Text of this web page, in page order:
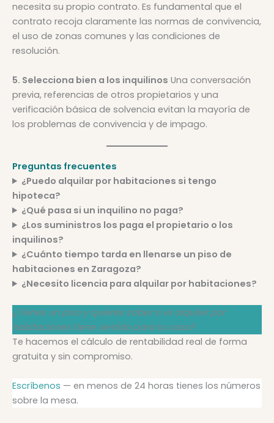
necesita su propio contrato. Es fundamental que el
contrato recoja claramente las normas de convivencia,
el uso de zonas comunes y las condiciones de
resolución.
5. Selecciona bien a los inquilinos Una conversación
previa, referencias de otros propietarios y una
verificación básica de solvencia evitan la mayoría de
los problemas de convivencia y de impago.
Preguntas frecuentes
¿Puedo alquilar por habitaciones si tengo
hipoteca?
¿Qué pasa si un inquilino no paga?
¿Los suministros los paga el propietario o los
inquilinos?
¿Cuánto tiempo tarda en llenarse un piso de
habitaciones en Zaragoza?
¿Necesito licencia para alquilar por habitaciones?
¿Tienes un piso y quieres saber si el alquiler por
habitaciones tiene sentido para tu caso?
Te hacemos el cálculo de rentabilidad real de forma
gratuita y sin compromiso.
Escríbenos — en menos de 24 horas tienes los números
sobre la mesa.